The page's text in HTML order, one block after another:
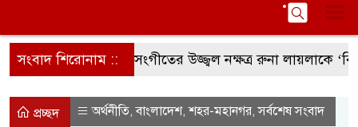
সংবাদ শিরোনাম ::সংগীতের উজ্জ্বল নক্ষত্র রুনা লায়লাকে ‘বিশেষ
প্রচ্ছদ অর্থনীতি,বাংলাদেশ,শহর-মহানগর,সর্বশেষ সংবাদ